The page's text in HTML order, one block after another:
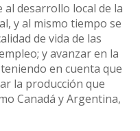
desarrollo local de la
y al mismo tiempo se
de vida de las
y avanzar en la
en cuenta que
la producción que
Canadá y Argentina,